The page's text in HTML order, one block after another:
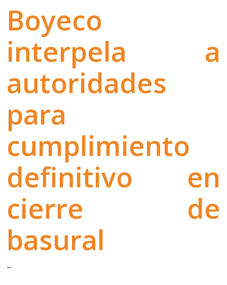
Boyeco
interpela a
autoridades
para
cumplimiento
definitivo en
cierre de
basural
–